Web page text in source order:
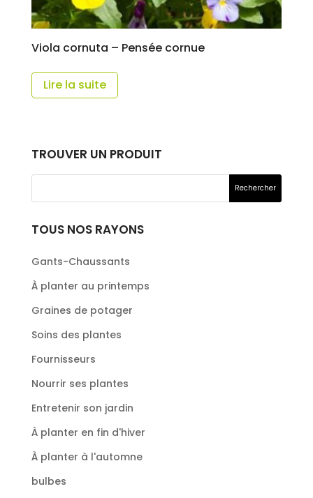
Viola cornuta – Pensée cornue
Lire la suite
TROUVER UN PRODUIT
TOUS NOS RAYONS
Gants-Chaussants
À planter au printemps
Graines de potager
Soins des plantes
Fournisseurs
Nourrir ses plantes
Entretenir son jardin
À planter en fin d'hiver
À planter à l'automne
bulbes